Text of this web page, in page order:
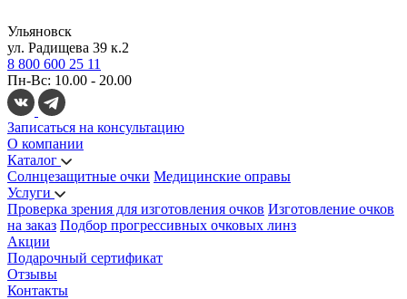
Ульяновск
ул. Радищева 39 к.2
8 800 600 25 11
Пн-Вс: 10.00 - 20.00
Записаться на консультацию
О компании
Каталог
Солнцезащитные очки Медицинские оправы
Услуги
Проверка зрения для изготовления очков Изготовление очков
на заказ Подбор прогрессивных очковых линз
Акции
Подарочный сертификат
Отзывы
Контакты